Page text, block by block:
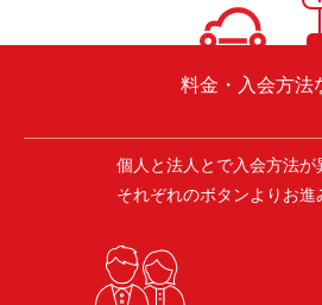
料金・入会方法
個人と法人とで入会方法が
それぞれのボタンよりお進